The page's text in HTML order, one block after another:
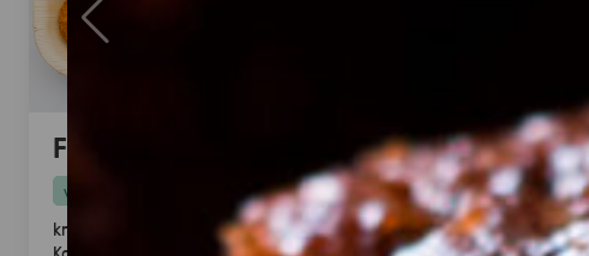
Falafel mit Tahini
vegan
knusprige Falafel aus Kichererbsen mit frischem